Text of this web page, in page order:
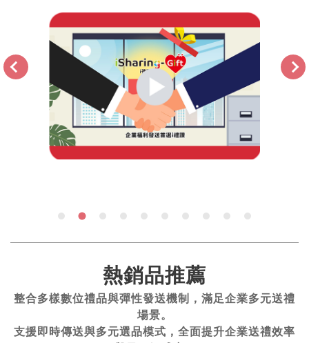
熱銷品推薦
整合多樣數位禮品與彈性發送機制，滿足企業多元送禮
場景。
支援即時傳送與多元選品模式，全面提升企業送禮效率